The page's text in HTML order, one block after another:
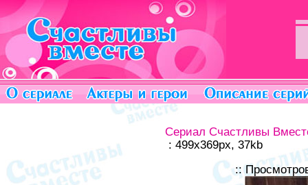
Сериал Счастливы
: 499x369px, 37kb
::